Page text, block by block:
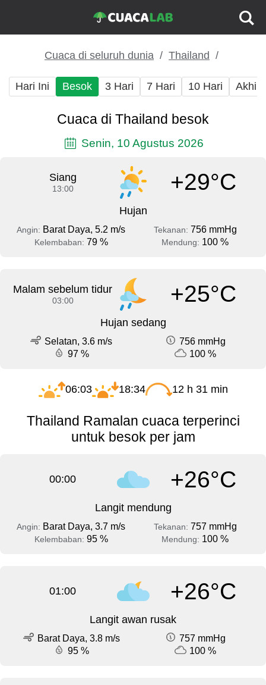
Cuaca di seluruh dunia Thailand
Hari Ini Besok 3 Hari 7 Hari 10 Hari Akhir
Cuaca di Thailand besok
Senin, 10 Agustus 2026
Siang
13:00 +29°C
Hujan
Angin: Barat Daya, 5.2 m/s Tekanan: 756 mmHg
Kelembaban: 79 % Mendung: 100 %
Malam sebelum tidur
03:00 +25°C
Hujan sedang
Selatan, 3.6 m/s
756 mmHg
97 %
100 %
06:03 18:34 12 h 31 min
Thailand Ramalan cuaca terperinci
untuk besok per jam
00:00 +26°C
Langit mendung
Angin: Barat Daya, 3.7 m/s Tekanan: 757 mmHg
Kelembaban: 95 % Mendung: 100 %
01:00 +26°C
Langit awan rusak
Barat Daya, 3.8 m/s
757 mmHg
95 %
100 %